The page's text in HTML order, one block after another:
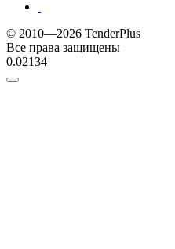
© 2010—2026 TenderPlus
Все права защищены
0.02134